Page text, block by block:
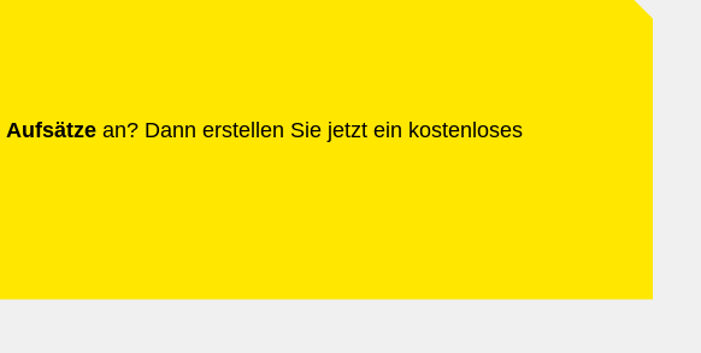
Aufsätze an? Dann erstellen Sie jetzt ein kostenloses